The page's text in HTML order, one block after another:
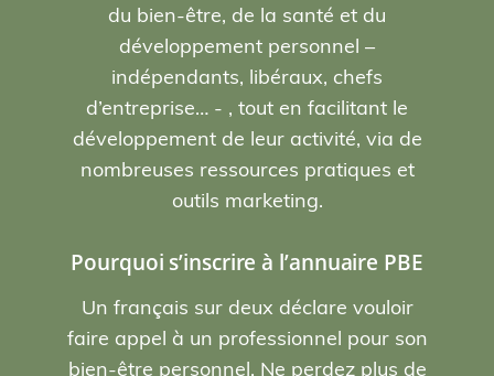
du bien-être, de la santé et du
développement personnel –
indépendants, libéraux, chefs
d’entreprise… - , tout en facilitant le
développement de leur activité, via de
nombreuses ressources pratiques et
outils marketing.
Pourquoi s’inscrire à l’annuaire PBE
Un français sur deux déclare vouloir
faire appel à un professionnel pour son
bien-être personnel. Ne perdez plus de